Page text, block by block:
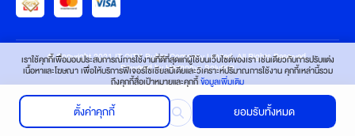
© Copyright 2021 IT CITY Public Company Limited. All Rights Reserved.
Powered by Harmonyx Solution
เราใช้คุกกี้เพื่อมอบประสบการณ์การใช้งานที่ดีที่สุดแก่ผู้ใช้บนเว็บไซต์ของเรา เช่นเดียวกับการปรับแต่ง
เนื้อหาและโฆษณา เพื่อให้บริการฟีเจอร์โซเชียลมีเดียและวิเคราะห์ปริมาณการใช้งาน คุกกี้เหล่านี้รวม
ถึงคุกกี้สื่อเป้าหมายและคุกกี้ข้อมูลเพิ่มเติม
ตั้งค่าคุกกี้ ยอมรับทั้งหมด